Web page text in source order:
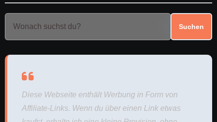
Suchen
Diese Webseite enthält Werbung in Form von
Affiliate-Links. Wenn du über einen Link etwas